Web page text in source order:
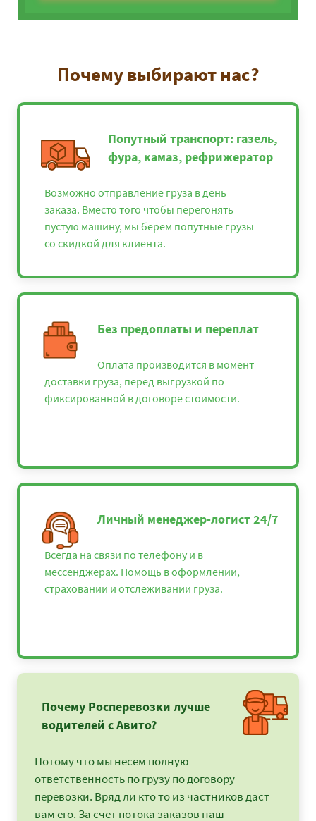
Почему выбирают нас?
Попутный транспорт: газель,
фура, камаз, рефрижератор
Возможно отправление груза в день
заказа. Вместо того чтобы перегонять
пустую машину, мы берем попутные грузы
со скидкой для клиента.
Без предоплаты и переплат
Оплата производится в момент
доставки груза, перед выгрузкой по
фиксированной в договоре стоимости.
Личный менеджер-логист 24/7
Всегда на связи по телефону и в
мессенджерах. Помощь в оформлении,
страховании и отслеживании груза.
Почему Росперевозки лучше
водителей с Авито?
Потому что мы несем полную
ответственность по грузу по договору
перевозки. Вряд ли кто то из частников даст
вам его. За счет потока заказов наш